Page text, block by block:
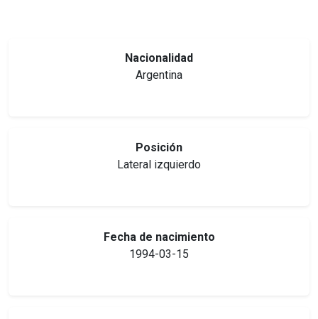
Nacionalidad
Argentina
Posición
Lateral izquierdo
Fecha de nacimiento
1994-03-15